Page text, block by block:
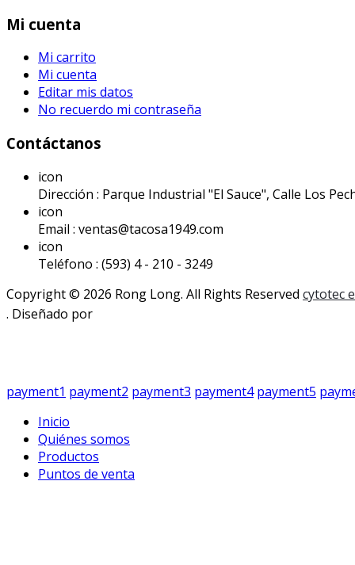
Mi cuenta
Mi carrito
Mi cuenta
Editar mis datos
No recuerdo mi contraseña
Contáctanos
icon
Dirección : Parque Industrial "El Sauce", Calle Los
icon
Email : ventas@tacosa1949.com
icon
Teléfono : (593) 4 - 210 - 3249
Copyright © 2026 Rong Long. All Rights Reserved cytotec
. Diseñado por
payment1 payment2 payment3 payment4 payment5
Inicio
Quiénes somos
Productos
Puntos de venta